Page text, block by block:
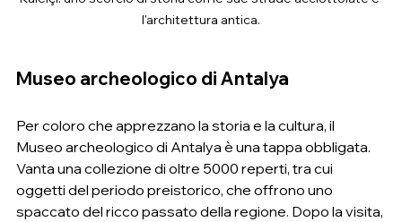
l'architettura antica.
Museo archeologico di Antalya
Per coloro che apprezzano la storia e la cultura, il
Museo archeologico di Antalya è una tappa obbligata.
Vanta una collezione di oltre 5000 reperti, tra cui
oggetti del periodo preistorico, che offrono uno
spaccato del ricco passato della regione. Dopo la visita,